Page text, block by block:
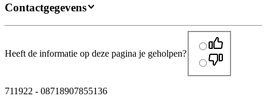
Contactgegevens
Heeft de informatie op deze pagina je geholpen?
711922 - 08718907855136